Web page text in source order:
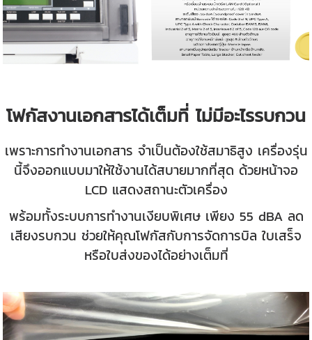
โฟกัสงานเอกสารได้เต็มที่ ไม่มีอะไรรบกวน
เพราะการทำงานเอกสาร จำเป็นต้องใช้สมาธิสูง เครื่องรุ่น
นี้จึงออกแบบมาให้ใช้งานได้สบายมากที่สุด ด้วยหน้าจอ
LCD แสดงสถานะตัวเครื่อง
พร้อมทั้งระบบการทำงานเงียบพิเศษ เพียง 55 dBA ลด
เสียงรบกวน ช่วยให้คุณโฟกัสกับการจัดการบิล ใบเสร็จ
หรือใบส่งของได้อย่างเต็มที่